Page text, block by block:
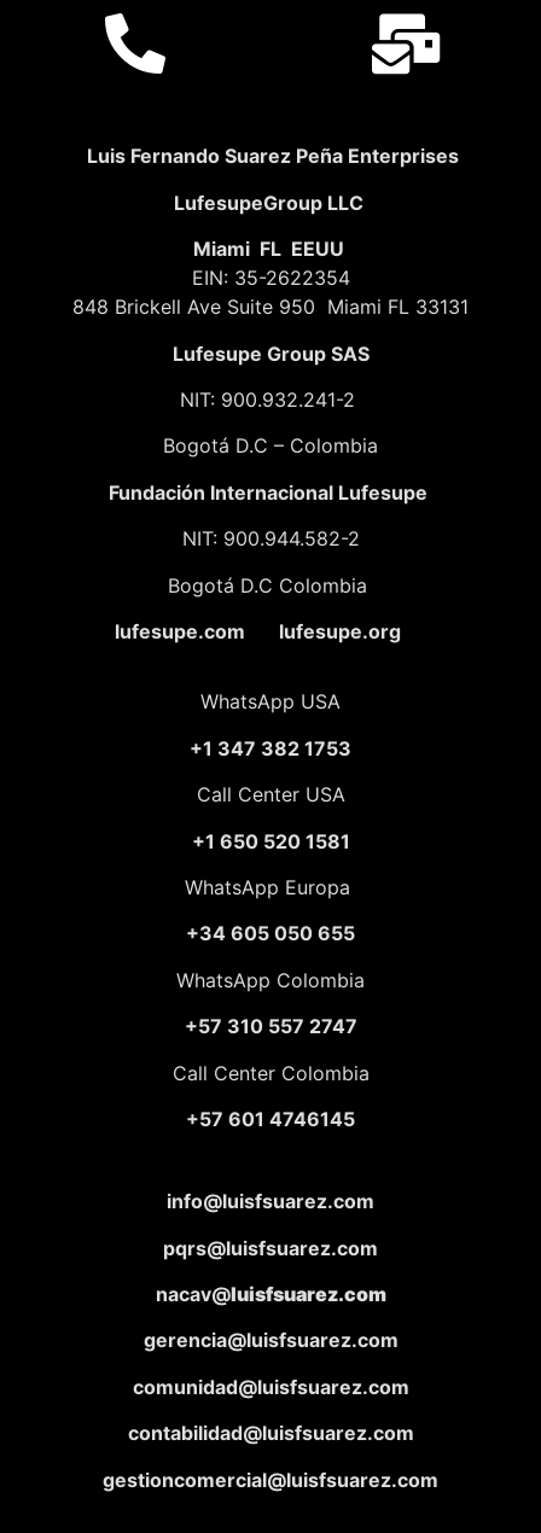
Luis Fernando Suarez Peña Enterprises
LufesupeGroup LLC
Miami FL EEUU
EIN: 35-2622354
848 Brickell Ave Suite 950 Miami FL 33131
Lufesupe Group SAS
NIT: 900.932.241-2
Bogotá D.C – Colombia
Fundación Internacional Lufesupe
NIT: 900.944.582-2
Bogotá D.C Colombia
lufesupe.com lufesupe.org
WhatsApp USA
+1 347 382 1753
Call Center USA
+1 650 520 1581
WhatsApp Europa
+34 605 050 655
WhatsApp Colombia
+57 310 557 2747
Call Center Colombia
+57 601 4746145
info@luisfsuarez.com
pqrs@luisfsuarez.com
nacav@luisfsuarez.com
gerencia@luisfsuarez.com
comunidad@luisfsuarez.com
contabilidad@luisfsuarez.com
gestioncomercial@luisfsuarez.com